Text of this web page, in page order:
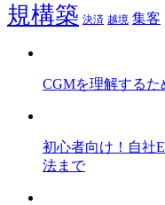
規構築 決済 越境 集客
CGMを理解する
初心者向け！自社
法まで